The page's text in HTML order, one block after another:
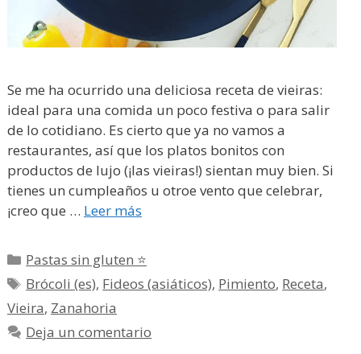
Se me ha ocurrido una deliciosa receta de vieiras:
ideal para una comida un poco festiva o para salir
de lo cotidiano. Es cierto que ya no vamos a
restaurantes, así que los platos bonitos con
productos de lujo (¡las vieiras!) sientan muy bien. Si
tienes un cumpleaños u otroe vento que celebrar,
¡creo que … Leer más
Categorías
Pastas sin gluten ⭐
Etiquetas
Brócoli (es), Fideos (asiáticos), Pimiento, Receta,
Vieira, Zanahoria
Deja un comentario